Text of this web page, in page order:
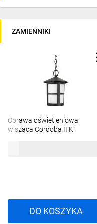
ZAMIENNIKI
Oprawa oświetleniowa
wisząca Cordoba II K
DO KOSZYKA